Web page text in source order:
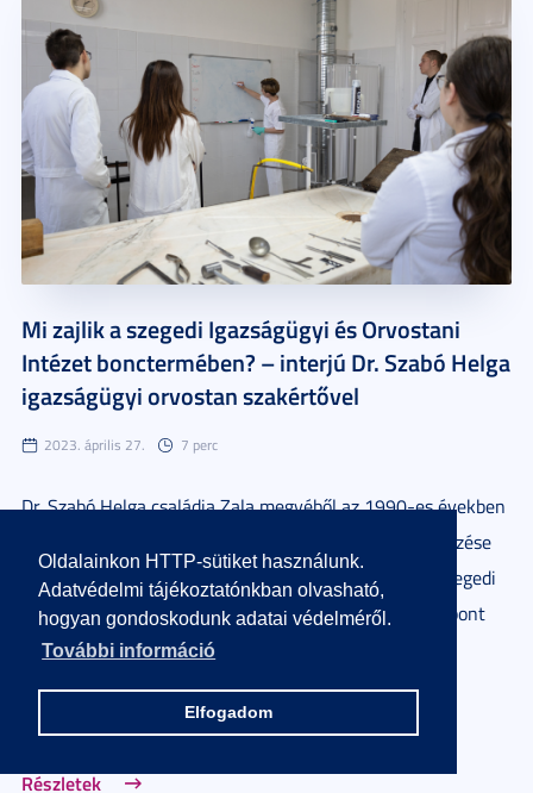
Oldalainkon HTTP-sütiket használunk.
Adatvédelmi tájékoztatónkban olvasható,
hogyan gondoskodunk adatai védelméről.
További információ
Elfogadom
Mi zajlik a szegedi Igazságügyi és Orvostani
Intézet bonctermében? – interjú Dr. Szabó Helga
igazságügyi orvostan szakértővel
2023. április 27. 7 perc
Dr. Szabó Helga családja Zala megyéből az 1990-es években
költözött Szegedre, ahol felsőfokú tanulmányai befejezése
után, 2013-ban megkezdte hivatása gyakorlását a Szegedi
Tudományegyetem Szent-Györgyi Albert Klinikai Központ
Igazságügyi és Orvostani Intézetében. A szakértőt
hivatásról, egyedi esetekről, családról és szabadidőről
Részletek